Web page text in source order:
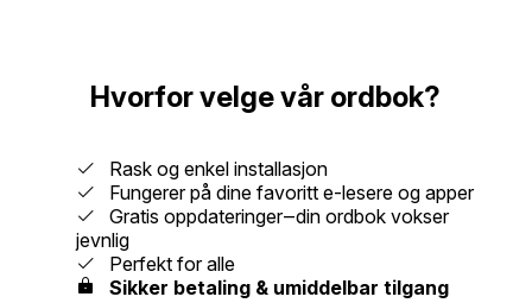
Hvorfor velge vår ordbok?
Rask og enkel installasjon
Fungerer på dine favoritt e-lesere og apper
Gratis oppdateringer‒din ordbok vokser
jevnlig
Perfekt for alle
Sikker betaling & umiddelbar tilgang